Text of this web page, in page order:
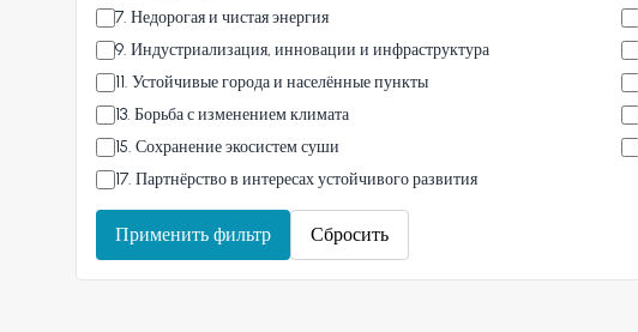
7. Недорогая и чистая энергия
9. Индустриализация, инновации и инфраструктура
11. Устойчивые города и населённые пункты
13. Борьба с изменением климата
15. Сохранение экосистем суши
17. Партнёрство в интересах устойчивого развития
Применить фильтр Сбросить